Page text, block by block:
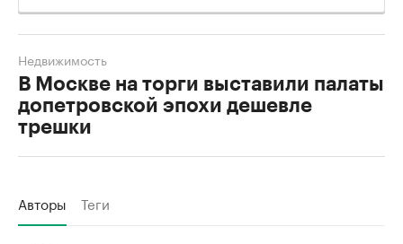
В Москве на торги выставили палаты
допетровской эпохи дешевле
трешки
Недвижимость
Авторы Теги